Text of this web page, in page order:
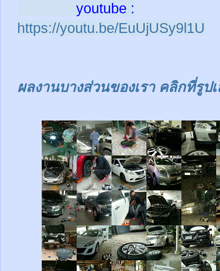
youtube :
https://youtu.be/EuUjUSy9l1U
ผลงานบางส่วนของเรา คลิกที่รูป